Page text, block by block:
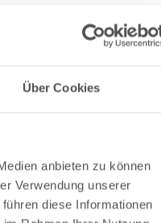
Über Cookies
anbieten zu können
Verwendung unserer
diese Informationen
Lieferung in